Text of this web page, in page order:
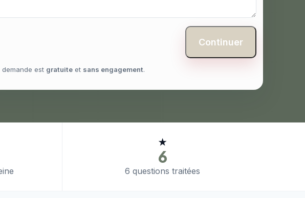
Continuer
demande est gratuite et sans engagement.
★
6
6 questions traitées